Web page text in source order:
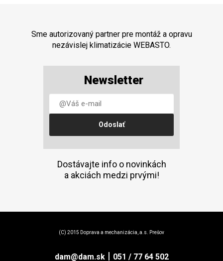
Sme autorizovaný partner pre montáž a opravu
nezávislej klimatizácie WEBASTO.
Newsletter
Dostávajte info o novinkách
a akciách medzi prvými!
(C) 2015 Doprava a mechanizácia, a.s. Prešov
dam@dam.sk| 051 / 77 64 502